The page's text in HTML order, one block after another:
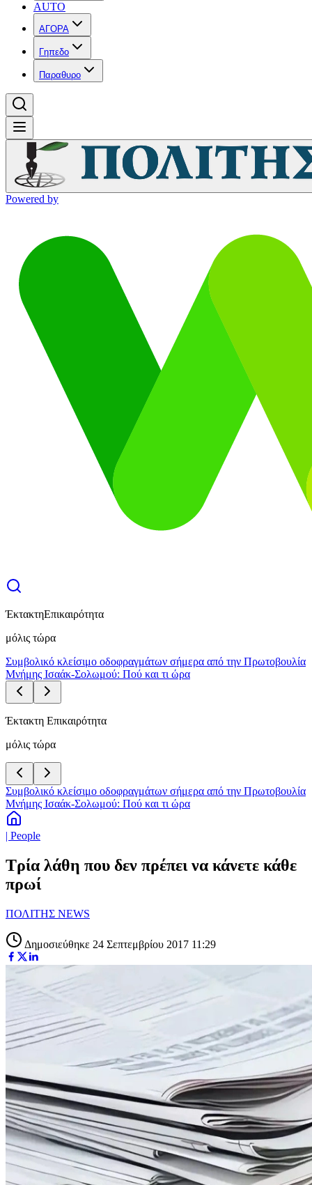
AUTO
ΑΓΟΡΑ
Γηπεδο
Παραθυρο
Powered by
ΈκτακτηΕπικαιρότητα
μόλις τώρα
Συμβολικό κλείσιμο οδοφραγμάτων σήμερα από την Πρωτοβουλία
Μνήμης Ισαάκ-Σολωμού: Πού και τι ώρα
Έκτακτη Επικαιρότητα
μόλις τώρα
Συμβολικό κλείσιμο οδοφραγμάτων σήμερα από την Πρωτοβουλία
Μνήμης Ισαάκ-Σολωμού: Πού και τι ώρα
| People
Τρία λάθη που δεν πρέπει να κάνετε κάθε
πρωί
ΠΟΛΙΤΗΣ NEWS
Δημοσιεύθηκε 24 Σεπτεμβρίου 2017 11:29